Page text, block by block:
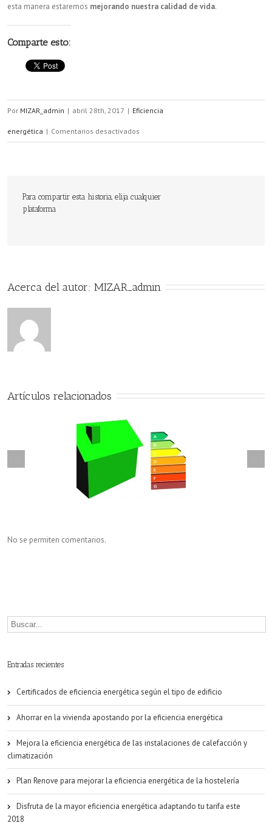
esta manera estaremos mejorando nuestra calidad de vida.
Comparte esto:
Por MIZAR_admin | abril 28th, 2017 | Eficiencia
energética | Comentarios desactivados
más
Para compartir esta historia, elija cualquier
plataforma
Acerca del autor: MIZAR_admin
Artículos relacionados
No se permiten comentarios.
Entradas recientes
Certificados de eficiencia energética según el tipo de edificio
Ahorrar en la vivienda apostando por la eficiencia energética
Mejora la eficiencia energética de las instalaciones de calefacción y
climatización
Plan Renove para mejorar la eficiencia energética de la hostelería
Disfruta de la mayor eficiencia energética adaptando tu tarifa este
2018